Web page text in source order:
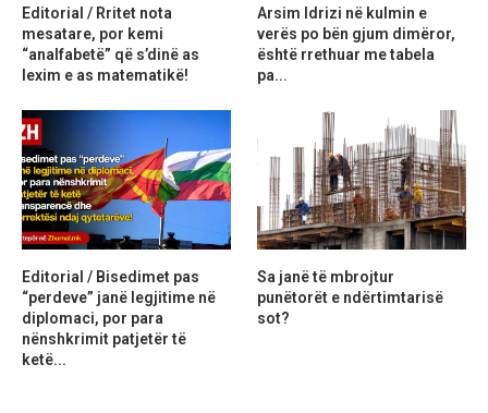
Editorial / Rritet nota
mesatare, por kemi
“analfabetë” që s’dinë as
lexim e as matematikë!
Arsim Idrizi në kulmin e
verës po bën gjum dimëror,
është rrethuar me tabela
pa...
Editorial / Bisedimet pas
“perdeve” janë legjitime në
diplomaci, por para
nënshkrimit patjetër të
ketë...
Sa janë të mbrojtur
punëtorët e ndërtimtarisë
sot?